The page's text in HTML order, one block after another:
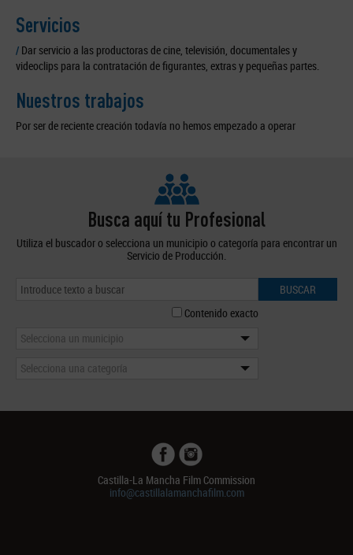
Servicios
/ Dar servicio a las productoras de cine, televisión, documentales y
videoclips para la contratación de figurantes, extras y pequeñas partes.
Nuestros trabajos
Por ser de reciente creación todavía no hemos empezado a operar
Busca aquí tu Profesional
Utiliza el buscador o selecciona un municipio o categoría para encontrar un
Servicio de Producción.
BUSCAR
Contenido exacto
Selecciona un municipio
Selecciona una categoría
Castilla-La Mancha Film Commission
info@castillalamanchafilm.com